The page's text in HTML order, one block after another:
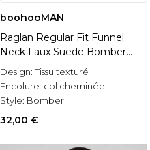
boohooMAN
Raglan Regular Fit Funnel
Neck Faux Suede Bomber
Jacket
Design:Tissu texturé
Encolure: col cheminée
Style: Bomber
32,00 €